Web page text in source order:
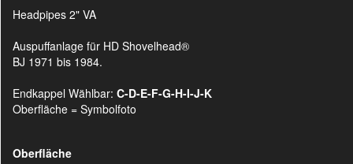
Headpipes 2" VA
Auspuffanlage für HD Shovelhead®
BJ 1971 bis 1984.
Endkappel Wählbar: C-D-E-F-G-H-I-J-K
Oberfläche = Symbolfoto
Oberfläche